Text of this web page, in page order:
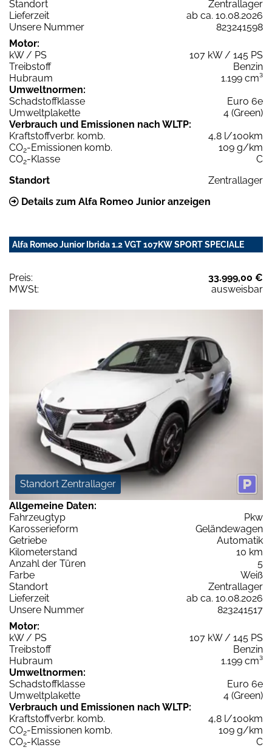
Standort
Zentrallager
Lieferzeit
ab ca. 10.08.2026
Unsere Nummer
823241598
Motor:
kW / PS
107 kW / 145 PS
Treibstoff
Benzin
Hubraum
1.199 cm³
Umweltnormen:
Schadstoffklasse
Euro 6e
Umweltplakette
4 (Green)
Verbrauch und Emissionen nach WLTP:
Kraftstoffverbr. komb.
4,8 l/100km
CO2-Emissionen komb.
109 g/km
CO2-Klasse
C
Standort
Zentrallager
Details zum Alfa Romeo Junior anzeigen
Alfa Romeo Junior Ibrida 1.2 VGT 107KW SPORT SPECIALE
Preis:
33.999,00 €
MWSt:
ausweisbar
Standort Zentrallager
Allgemeine Daten:
Fahrzeugtyp
Pkw
Karosserieform
Geländewagen
Getriebe
Automatik
Kilometerstand
10 km
Anzahl der Türen
5
Farbe
Weiß
Standort
Zentrallager
Lieferzeit
ab ca. 10.08.2026
Unsere Nummer
823241517
Motor:
kW / PS
107 kW / 145 PS
Treibstoff
Benzin
Hubraum
1.199 cm³
Umweltnormen:
Schadstoffklasse
Euro 6e
Umweltplakette
4 (Green)
Verbrauch und Emissionen nach WLTP:
Kraftstoffverbr. komb.
4,8 l/100km
CO2-Emissionen komb.
109 g/km
CO2-Klasse
C